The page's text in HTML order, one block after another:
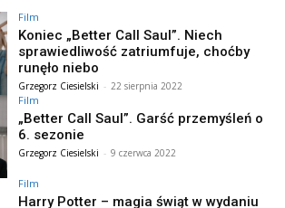
Film
Koniec „Better Call Saul”. Niech
sprawiedliwość zatriumfuje, choćby
runęło niebo
Grzegorz Ciesielski - 22 sierpnia 2022
Film
„Better Call Saul”. Garść przemyśleń o
6. sezonie
Grzegorz Ciesielski - 9 czerwca 2022
Film
Harry Potter – magia świąt w wydaniu